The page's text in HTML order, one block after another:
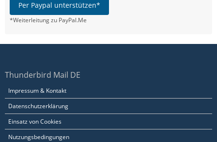
Per Paypal unterstützen*
*Weiterleitung zu PayPal.Me
Thunderbird Mail DE
Impressum & Kontakt
Datenschutzerklärung
Einsatz von Cookies
Nutzungsbedingungen